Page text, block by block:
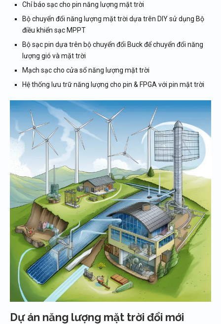
Chỉ báo sạc cho pin năng lượng mặt trời
Bộ chuyển đổi năng lượng mặt trời dựa trên DIY sử dụng Bộ
điều khiển sạc MPPT
Bộ sạc pin dựa trên bộ chuyển đổi Buck để chuyển đổi năng
lượng gió và mặt trời
Mạch sạc cho cửa sổ năng lượng mặt trời
Hệ thống lưu trữ năng lượng cho pin & FPGA với pin mặt trời
Dự án năng lượng mặt trời đổi mới